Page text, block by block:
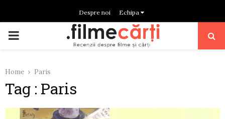
Despre noi Echipa
PRIMARY
Home Paris
Tag : Paris